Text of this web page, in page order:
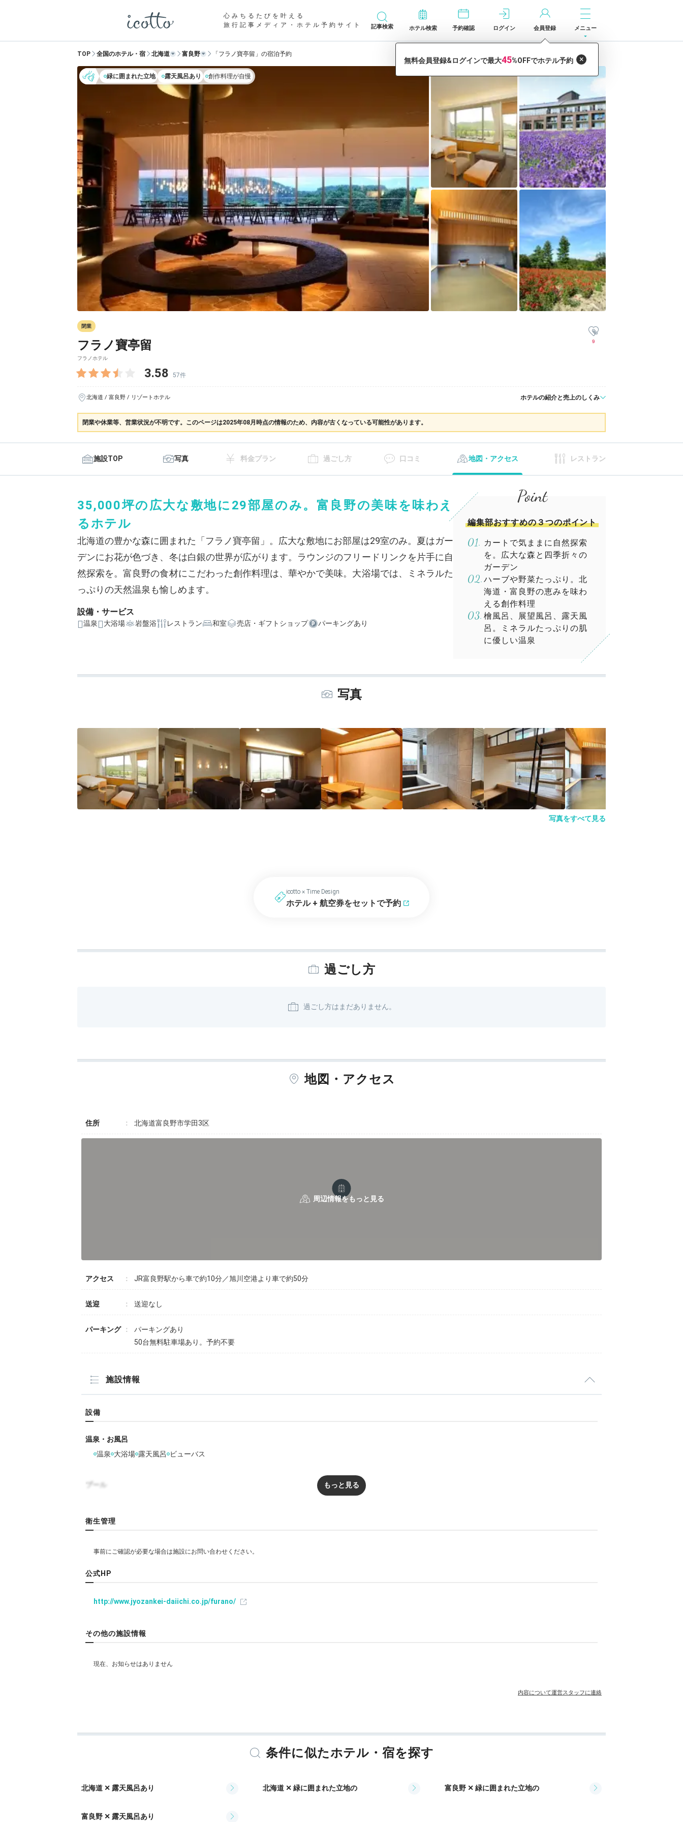
心みちるたびを叶える
旅行記事メディア・ホテル予約サイト
記事検索 ホテル検索 予約確認 ログイン 会員登録 メニュー
TOP 全国のホテル・宿 北海道 富良野 「フラノ寶亭留」の宿泊予約
緑に囲まれた立地 露天風呂あり 創作料理が自慢
閉業
フラノ寶亭留
フラノホテル
3.58 57件
9
北海道 / 富良野 / リゾートホテル ホテルの紹介と売上のしくみ
閉業や休業等、営業状況が不明です。このページは2025年08月時点の情報のため、内容が古くなっている可能性があります。
施設TOP 写真 料金プラン 過ごし方 口コミ 地図・アクセス レストラン
35,000坪の広大な敷地に29部屋のみ。富良野の美味を味わえ
るホテル
北海道の豊かな森に囲まれた「フラノ寶亭留」。広大な敷地にお部屋は29室のみ。夏はガー
デンにお花が色づき、冬は白銀の世界が広がります。ラウンジのフリードリンクを片手に自
然探索を。富良野の食材にこだわった創作料理は、華やかで美味。大浴場では、ミネラルた
っぷりの天然温泉も愉しめます。
設備・サービス
温泉 大浴場 岩盤浴 レストラン 和室 売店・ギフトショップ パーキングあり
編集部おすすめの３つのポイント
カートで気ままに自然探索
を。広大な森と四季折々の
ガーデン
ハーブや野菜たっぷり。北
海道・富良野の恵みを味わ
える創作料理
檜風呂、展望風呂、露天風
呂。ミネラルたっぷりの肌
に優しい温泉
写真
写真をすべて見る
icotto × Time Design
ホテル + 航空券をセットで予約
過ごし方
地図・アクセス
住所 北海道富良野市学田3区
アクセス JR富良野駅から車で約10分／旭川空港より車で約50分
送迎 送迎なし
パーキング
パーキングあり
50台無料駐車場あり。予約不要
施設情報
設備
温泉・お風呂
温泉 大浴場 露天風呂 ビューバス
プール
リラクゼーション
和室
和洋室 洋室 スイート
セーフティボックス 洗浄機付トイレ 歯ブラシ カミソリ 洗顔 シャンプー
衛生管理
公式HP
http://www.jyozankei-daiichi.co.jp/furano/
その他の施設情報
内容について運営スタッフに連絡
条件に似たホテル・宿を探す
北海道 ✕ 露天風呂あり 北海道 ✕ 緑に囲まれた立地の 富良野 ✕ 緑に囲まれた立地の
富良野 ✕ 露天風呂あり